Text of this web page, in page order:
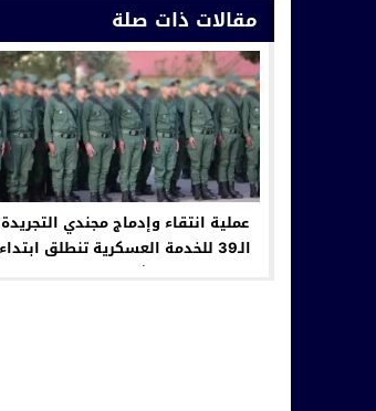
مقالات ذات صلة
عملية انتقاء وإدماج مجندي التجريدة
الـ39 للخدمة العسكرية تنطلق ابتداء